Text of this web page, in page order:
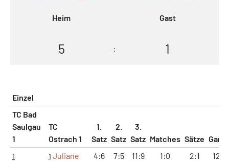
Heim Gast
5 : 1
Einzel
TC Bad
Saulgau
1
TC
Ostrach 1
1.
Satz
2.
Satz
3.
Satz Matches Sätze
1 1 Juliane
4:6 7:5 11:9 1:0 2:1 12:11